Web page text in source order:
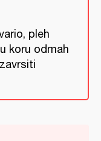
pleh
koru odmah